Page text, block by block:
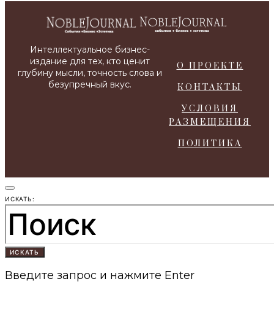
О ПРОЕКТЕ
КОНТАКТЫ
УСЛОВИЯ
РАЗМЕЩЕНИЯ
ПОЛИТИКА
ИСКАТЬ:
ИСКАТЬ
Введите запрос и нажмите Enter